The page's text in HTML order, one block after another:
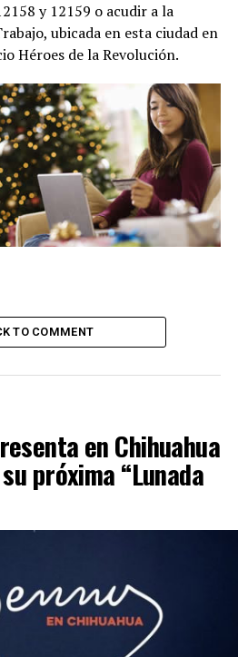
y 12159 o acudir a la
ubicada en esta ciudad en
Héroes de la Revolución.
TO COMMENT
en Chihuahua
próxima “Lunada